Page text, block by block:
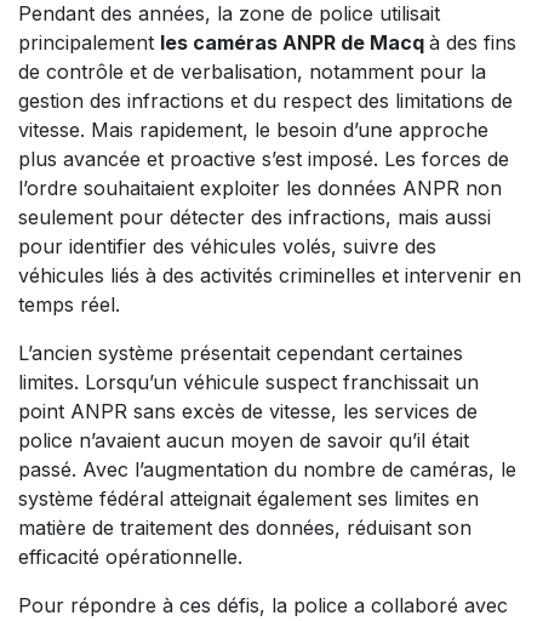
Pendant des années, la zone de police utilisait
principalement les caméras ANPR de Macq à des fins
de contrôle et de verbalisation, notamment pour la
gestion des infractions et du respect des limitations de
vitesse. Mais rapidement, le besoin d’une approche
plus avancée et proactive s’est imposé. Les forces de
l’ordre souhaitaient exploiter les données ANPR non
seulement pour détecter des infractions, mais aussi
pour identifier des véhicules volés, suivre des
véhicules liés à des activités criminelles et intervenir en
temps réel.
L’ancien système présentait cependant certaines
limites. Lorsqu’un véhicule suspect franchissait un
point ANPR sans excès de vitesse, les services de
police n’avaient aucun moyen de savoir qu’il était
passé. Avec l’augmentation du nombre de caméras, le
système fédéral atteignait également ses limites en
matière de traitement des données, réduisant son
efficacité opérationnelle.​
Pour répondre à ces défis, la police a collaboré avec